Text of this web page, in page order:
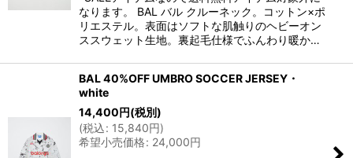
なります。 BAL バル クルーネック。コットン×ポ
リエステル。表面はソフトな肌触りのヘビーオン
ススウェット生地。裏起毛仕様でふんわり暖か…
BAL 40%OFF UMBRO SOCCER JERSEY・
white
14,400円(税別)
(税込: 15,840円)
希望小売価格: 24,000円